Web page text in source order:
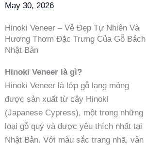
May 30, 2026
Hinoki Veneer – Vẻ Đẹp Tự Nhiên Và
Hương Thơm Đặc Trưng Của Gỗ Bách
Nhật Bản
Hinoki Veneer là gì?
Hinoki Veneer là lớp gỗ lạng mỏng
được sản xuất từ cây Hinoki
(Japanese Cypress), một trong những
loại gỗ quý và được yêu thích nhất tại
Nhật Bản. Với màu sắc trang nhã, vân